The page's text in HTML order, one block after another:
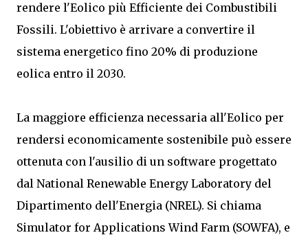
rendere l'Eolico più Efficiente dei Combustibili
Fossili. L'obiettivo è arrivare a convertire il
sistema energetico fino 20% di produzione
eolica entro il 2030.
La maggiore efficienza necessaria all'Eolico per
rendersi economicamente sostenibile può essere
ottenuta con l'ausilio di un software progettato
dal National Renewable Energy Laboratory del
Dipartimento dell'Energia (NREL). Si chiama
Simulator for Applications Wind Farm (SOWFA), e